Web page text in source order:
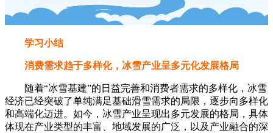
学习小结
消费需求趋于多样化，冰雪产业呈多元化发展格局
随着“冰雪基建”的日益完善和消费者需求的多样化，冰雪
经济已经突破了单纯满足基础滑雪需求的局限，逐步向多样化
和高端化迈进。如今，冰雪产业呈现出多元发展的格局，具体
体现在产业类型的丰富、地域发展的广泛，以及产业融合的深